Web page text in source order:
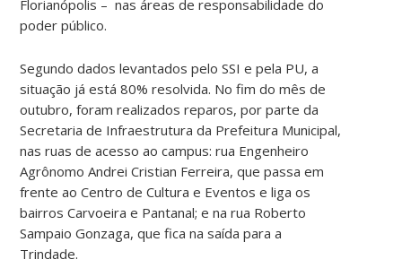
Florianópolis – nas áreas de responsabilidade do
poder público.
Segundo dados levantados pelo SSI e pela PU, a
situação já está 80% resolvida. No fim do mês de
outubro, foram realizados reparos, por parte da
Secretaria de Infraestrutura da Prefeitura Municipal,
nas ruas de acesso ao campus: rua Engenheiro
Agrônomo Andrei Cristian Ferreira, que passa em
frente ao Centro de Cultura e Eventos e liga os
bairros Carvoeira e Pantanal; e na rua Roberto
Sampaio Gonzaga, que fica na saída para a
Trindade.